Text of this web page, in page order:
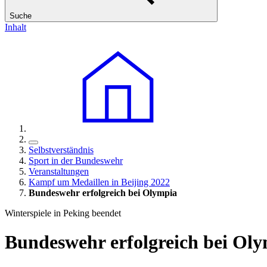
Suche
Inhalt
Selbstverständnis
Sport in der Bundeswehr
Veranstaltungen
Kampf um Medaillen in Beijing 2022
Bundeswehr erfolgreich bei Olympia
Winterspiele in Peking beendet
Bundeswehr erfolgreich bei